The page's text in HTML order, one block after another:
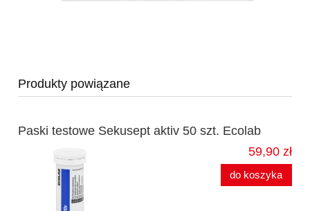
Produkty powiązane
Paski testowe Sekusept aktiv 50 szt. Ecolab
59,90 zł
do koszyka